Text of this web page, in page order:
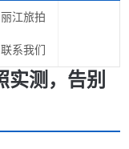
丽江旅拍
联系我们
实测，告别